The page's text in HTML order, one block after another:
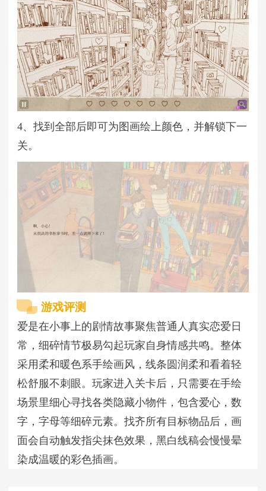
4、找到全部后即可为图画绘上颜色，并解锁下一
关。
游戏评测
爱是在小事上的剧情故事聚焦普通人真实恋爱日
常，细碎情节极易勾起玩家自身情感共鸣。整体
采用柔和暖色系手绘画风，线条圆润柔和看着轻
松舒服不刺眼。玩家进入关卡后，只需要在手绘
场景里细心寻找各类隐藏小物件，包含爱心，数
字，字母等细碎元素。找齐所有目标物品后，画
面会自动触发指尖抹色效果，黑白线稿会慢慢晕
染成温暖的彩色插画。